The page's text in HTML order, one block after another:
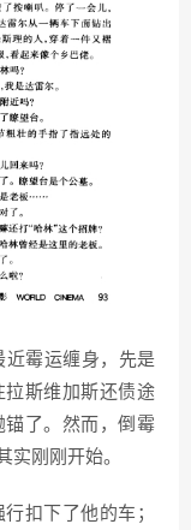
近霉运缠身，先是
拉斯维加斯还债途
锚了。然而，倒霉
实刚刚开始。
扣下了他的车；